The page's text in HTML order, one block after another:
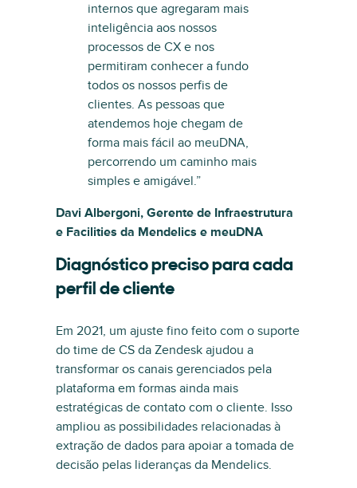
internos que agregaram mais
inteligência aos nossos
processos de CX e nos
permitiram conhecer a fundo
todos os nossos perfis de
clientes. As pessoas que
atendemos hoje chegam de
forma mais fácil ao meuDNA,
percorrendo um caminho mais
simples e amigável.”
Davi Albergoni, Gerente de Infraestrutura
e Facilities da Mendelics e meuDNA
Diagnóstico preciso para cada
perfil de cliente
Em 2021, um ajuste fino feito com o suporte
do time de CS da Zendesk ajudou a
transformar os canais gerenciados pela
plataforma em formas ainda mais
estratégicas de contato com o cliente. Isso
ampliou as possibilidades relacionadas à
extração de dados para apoiar a tomada de
decisão pelas lideranças da Mendelics.